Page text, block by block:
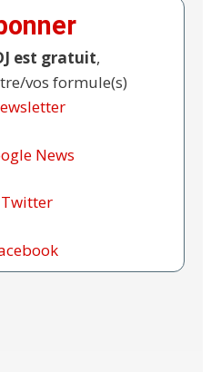
est gratuit,
vos formule(s)
News